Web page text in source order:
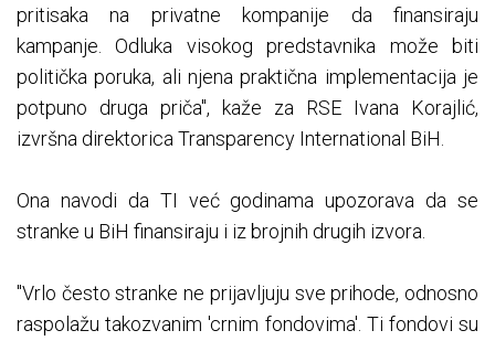
pritisaka na privatne kompanije da finansiraju
kampanje. Odluka visokog predstavnika može biti
politička poruka, ali njena praktična implementacija je
potpuno druga priča", kaže za RSE Ivana Korajlić,
izvršna direktorica Transparency International BiH.
Ona navodi da TI već godinama upozorava da se
stranke u BiH finansiraju i iz brojnih drugih izvora.
"Vrlo često stranke ne prijavljuju sve prihode, odnosno
raspolažu takozvanim 'crnim fondovima'. Ti fondovi su